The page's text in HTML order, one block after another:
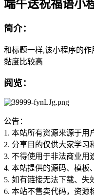
端午送祝福语小
简介：
和标题一样,该小程序的
黏度比较高
阅览：
公告：
1. 本站所有资源来源于用
2. 分享目的仅供大家学习
3. 不得使用于非法商业用
4. 本站提供的源码、模板
5. 如有链接无法下载、失
6. 本站不售卖代码，资源